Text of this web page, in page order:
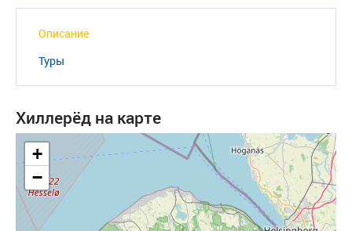
Описание
Туры
Хиллерёд на карте
+
−